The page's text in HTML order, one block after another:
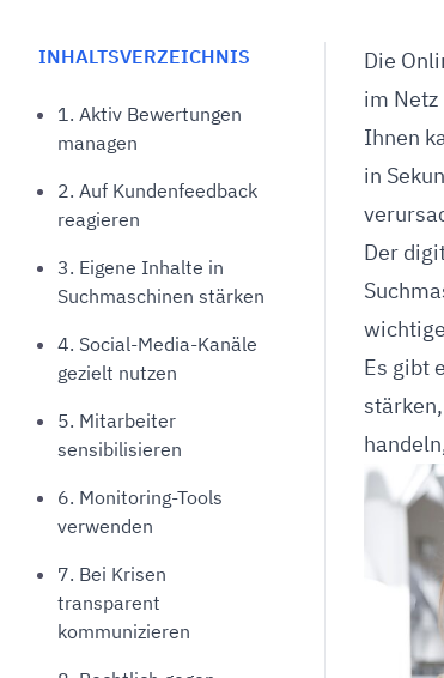
INHALTSVERZEICHNIS
1. Aktiv Bewertungen
managen
2. Auf Kundenfeedback
reagieren
3. Eigene Inhalte in
Suchmaschinen stärken
4. Social-Media-Kanäle
gezielt nutzen
5. Mitarbeiter
sensibilisieren
6. Monitoring-Tools
verwenden
7. Bei Krisen
transparent
kommunizieren
Die
im
Ihnen
in
Der
Es gibt